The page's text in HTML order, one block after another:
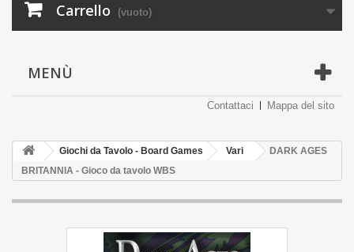
Carrello (vuoto)
MENÙ
Contattaci Mappa del sito
Giochi da Tavolo - Board Games Vari
DARK AGES
BRITANNIA - Gioco da tavolo WBS